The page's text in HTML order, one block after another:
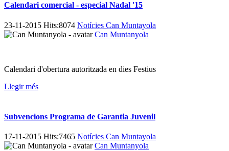
Calendari comercial - especial Nadal '15
23-11-2015 Hits:8074 Notícies Can Muntayola
Can Muntanyola
Calendari d'obertura autoritzada en dies Festius
Llegir més
Subvencions Programa de Garantia Juvenil
17-11-2015 Hits:7465 Notícies Can Muntayola
Can Muntanyola